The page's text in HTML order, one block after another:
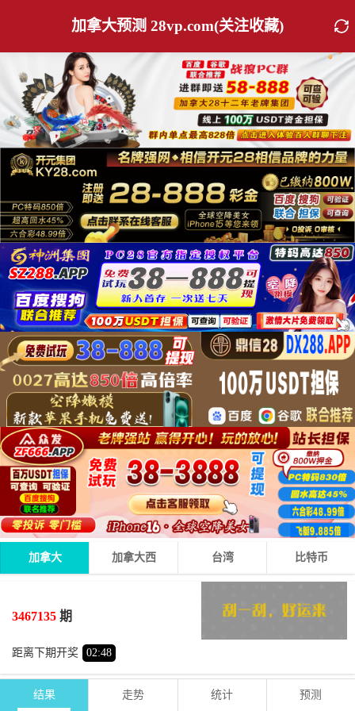
加拿大预测 28vp.com(关注收藏)
加拿大 加拿大西 台湾 比特币
3467135 期
距离下期开奖 02:47
0 + 9 + 4 = 13
期号 号码
结果 走势 统计 预测